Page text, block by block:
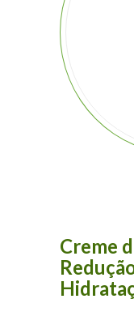
Creme